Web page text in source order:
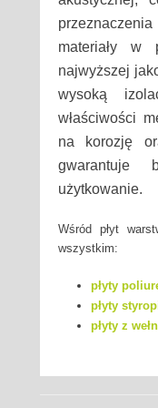
materiały w
najwyższej
wysoką
właściwości
na korozję
gwarantuje
użytkowanie.
Wśród płyt
wszystkim:
płyty
płyty
płyty z